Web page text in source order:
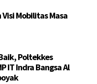
Mobilitas Masa
Poltekkes
IT Indra Bangsa Al